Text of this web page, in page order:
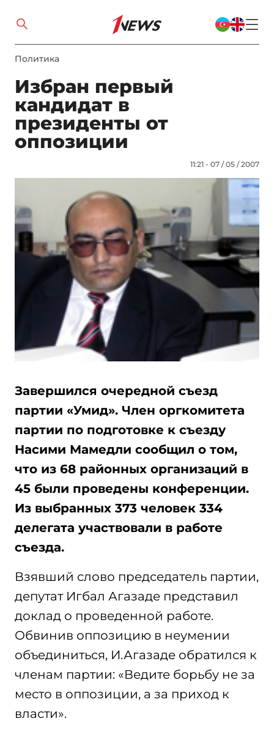
Политика
Избран первый
кандидат в
президенты от
оппозиции
11:21 - 07 / 05 / 2007
Завершился очередной съезд
партии «Умид». Член оргкомитета
партии по подготовке к съезду
Насими Мамедли сообщил о том,
что из 68 районных организаций в
45 были проведены конференции.
Из выбранных 373 человек 334
делегата участвовали в работе
съезда.
Взявший слово председатель партии,
депутат Игбал Агазаде представил
доклад о проведенной работе.
Обвинив оппозицию в неумении
объединиться, И.Агазаде обратился к
членам партии: «Ведите борьбу не за
место в оппозиции, а за приход к
власти».